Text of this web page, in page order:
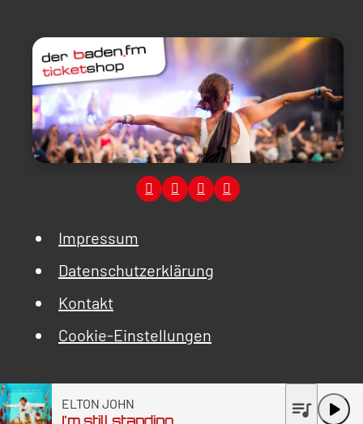
Impressum
Datenschutzerklärung
Kontakt
Cookie-Einstellungen
ELTON JOHN
I'm still standing play_arrow
queue_music